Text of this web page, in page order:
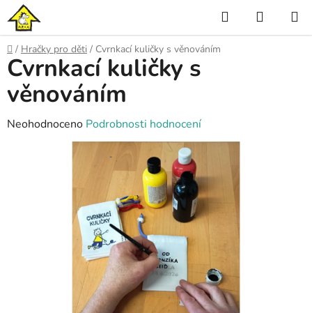
Přejít
na
obsah
Hledat
KOŠÍK
Domů
/ Hračky pro děti / Cvrnkací kuličky s věnováním
Cvrnkací kuličky s
věnováním
Průměrné
Neohodnoceno Podrobnosti hodnocení